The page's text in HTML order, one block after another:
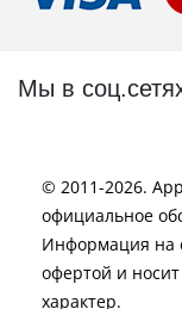
Мы в
© 2011-2026.
официальное
Информация на
офертой и
характер.